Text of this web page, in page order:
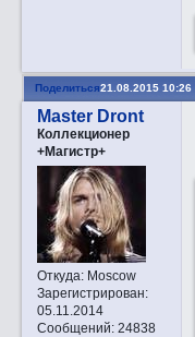
Поделиться21.08.2015 10:26
Master Dront
Коллекционер
+Магистр+
Откуда:Moscow
Зарегистрирован:
05.11.2014
Сообщений:24838